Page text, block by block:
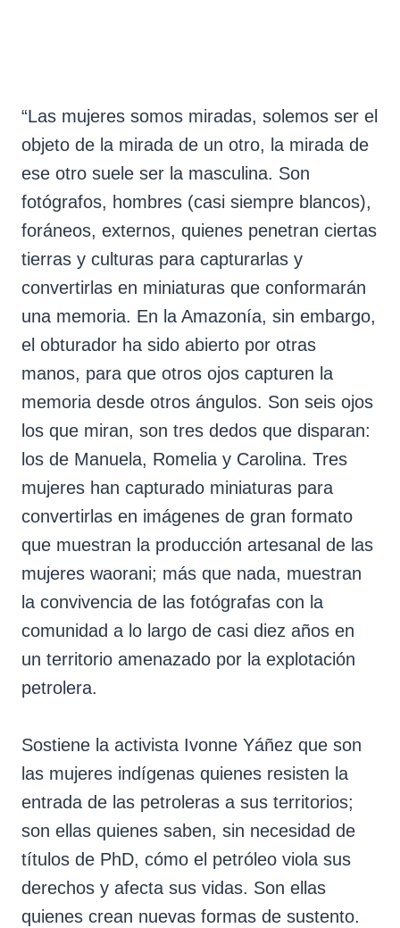
“Las mujeres somos miradas, solemos ser el
objeto de la mirada de un otro, la mirada de
ese otro suele ser la masculina. Son
fotógrafos, hombres (casi siempre blancos),
foráneos, externos, quienes penetran ciertas
tierras y culturas para capturarlas y
convertirlas en miniaturas que conformarán
una memoria. En la Amazonía, sin embargo,
el obturador ha sido abierto por otras
manos, para que otros ojos capturen la
memoria desde otros ángulos. Son seis ojos
los que miran, son tres dedos que disparan:
los de Manuela, Romelia y Carolina. Tres
mujeres han capturado miniaturas para
convertirlas en imágenes de gran formato
que muestran la producción artesanal de las
mujeres waorani; más que nada, muestran
la convivencia de las fotógrafas con la
comunidad a lo largo de casi diez años en
un territorio amenazado por la explotación
petrolera.
Sostiene la activista Ivonne Yáñez que son
las mujeres indígenas quienes resisten la
entrada de las petroleras a sus territorios;
son ellas quienes saben, sin necesidad de
títulos de PhD, cómo el petróleo viola sus
derechos y afecta sus vidas. Son ellas
quienes crean nuevas formas de sustento.